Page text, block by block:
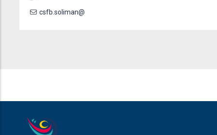
csfb.soliman@